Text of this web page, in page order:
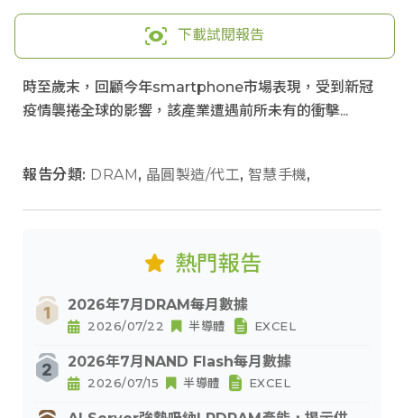
下載試閱報告
時至歲末，回顧今年smartphone市場表現，受到新冠
疫情襲捲全球的影響，該產業遭遇前所未有的衝擊...
報告分類: DRAM, 晶圓製造/代工, 智慧手機,
熱門報告
2026年7月DRAM每月數據
2026/07/22 半導體 EXCEL
2026年7月NAND Flash每月數據
2026/07/15 半導體 EXCEL